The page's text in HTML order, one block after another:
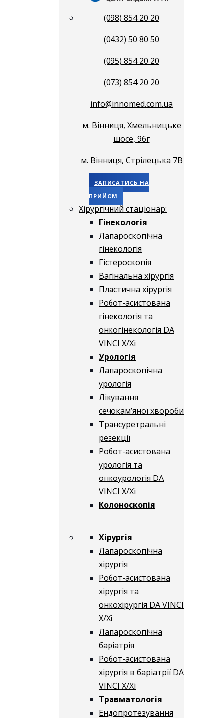
(098) 854 20 20
(0432) 50 80 50
(095) 854 20 20
(073) 854 20 20
info@innomed.com.ua
м. Вінниця, Хмельницьке
шосе, 96г
м. Вінниця, Стрілецька 7В
ЗАПИСАТИСЬ НА
ПРИЙОМ
Хірургічний стаціонар:
Гінекологія
Лапароскопічна
гінекологія
Гістероскопія
Вагінальна хірургія
Пластична хірургія
Робот-асистована
гінекологія та
онкогінекологія DA
VINCI X/Xі
Урологія
Лапароскопічна
урологія
Лікування
сечокам’яної хвороби
Трансуретральні
резекції
Робот-асистована
урологія та
онкоурологія DA
VINCI X/Xі
Колоноскопія
Хірургія
Лапароскопічна
хірургія
Робот-асистована
хірургія та
онкохірургія DA VINCI
X/Xі
Лапароскопічна
баріатрія
Робот-асистована
хірургія в баріатрії DA
VINCI X/Xі
Травматологія
Ендопротезування